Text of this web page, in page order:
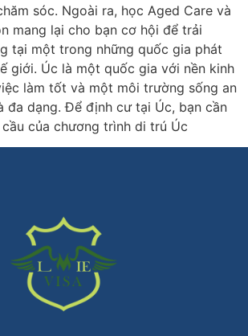
sóc. Ngoài ra, học Aged Care và
mang lại cho bạn cơ hội để trải
tại một trong những quốc gia phát
giới. Úc là một quốc gia với nền kinh
làm tốt và một môi trường sống an
đa dạng. Để định cư tại Úc, bạn cần
của chương trình di trú Úc